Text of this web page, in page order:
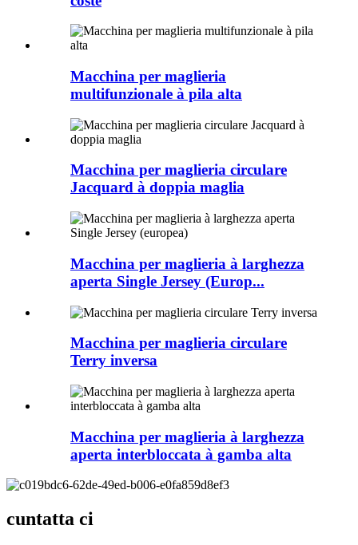
Macchina per maglieria
multifunzionale à pila alta
Macchina per maglieria circulare
Jacquard à doppia maglia
Macchina per maglieria à larghezza
aperta Single Jersey (Europ...
Macchina per maglieria circulare
Terry inversa
Macchina per maglieria à larghezza
aperta interbloccata à gamba alta
cuntatta ci